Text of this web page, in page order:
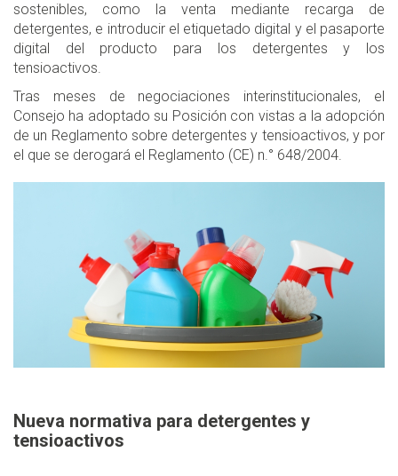
sostenibles, como la venta mediante recarga de
detergentes, e introducir el etiquetado digital y el pasaporte
digital del producto para los detergentes y los
tensioactivos.
Tras meses de negociaciones interinstitucionales, el
Consejo ha adoptado su Posición con vistas a la adopción
de un Reglamento sobre detergentes y tensioactivos, y por
el que se derogará el Reglamento (CE) n.° 648/2004.
Nueva normativa para detergentes y
tensioactivos